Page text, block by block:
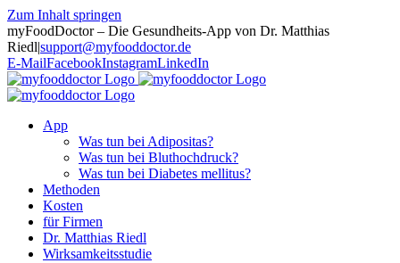
Zum Inhalt springen
myFoodDoctor – Die Gesundheits-App von Dr. Matthias
Riedl|support@myfooddoctor.de
E-MailFacebookInstagramLinkedIn
App
Was tun bei Adipositas?
Was tun bei Bluthochdruck?
Was tun bei Diabetes mellitus?
Methoden
Kosten
für Firmen
Dr. Matthias Riedl
Wirksamkeitsstudie